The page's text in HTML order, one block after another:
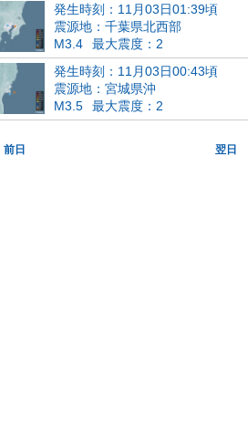
発生時刻：11月03日01:39頃
震源地：千葉県北西部
M3.4
最大震度：2
発生時刻：11月03日00:43頃
震源地：宮城県沖
M3.5
最大震度：2
前日 翌日